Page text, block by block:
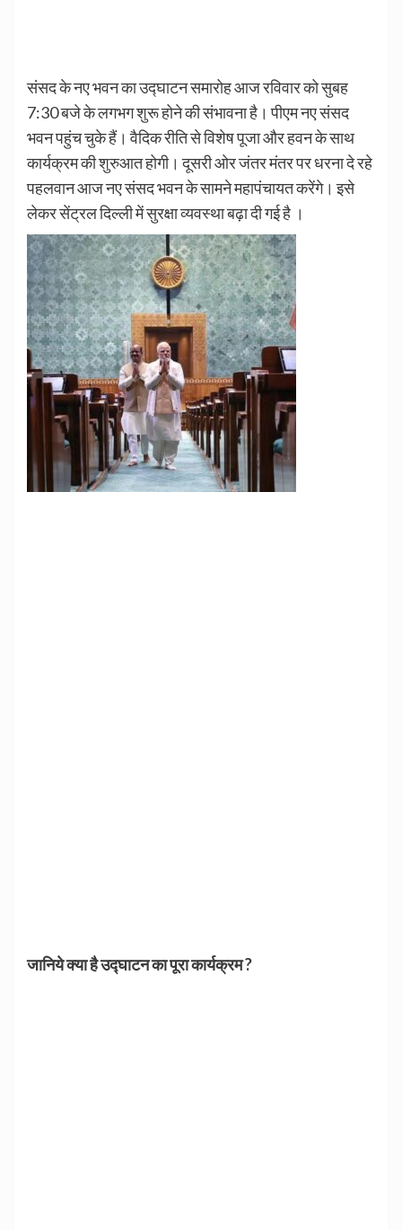
संसद के नए भवन का उद्घाटन समारोह आज रविवार को सुबह
7:30 बजे के लगभग शुरू होने की संभावना है। पीएम नए संसद
भवन पहुंच चुके हैं। वैदिक रीति से विशेष पूजा और हवन के साथ
कार्यक्रम की शुरुआत होगी। दूसरी ओर जंतर मंतर पर धरना दे रहे
पहलवान आज नए संसद भवन के सामने महापंचायत करेंगे। इसे
लेकर सेंट्रल दिल्ली में सुरक्षा व्यवस्था बढ़ा दी गई है ।
जानिये क्या है उद्घाटन का पूरा कार्यक्रम ?